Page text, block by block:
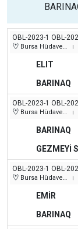
OBL-2023-1 OBL-
Bursa Hüdavendigar (Dikkaldırım) Kapalı Spor Salonu |
ELIT
BARINAQ
OBL-2023-1 OBL-
Bursa Hüdavendigar (Dikkaldırım) Kapalı Spor Salonu |
BARINAQ
GEZMEYİ
OBL-2023-1 OBL-
Bursa Hüdavendigar (Dikkaldırım) Kapalı Spor Salonu |
EMİR
BARINAQ